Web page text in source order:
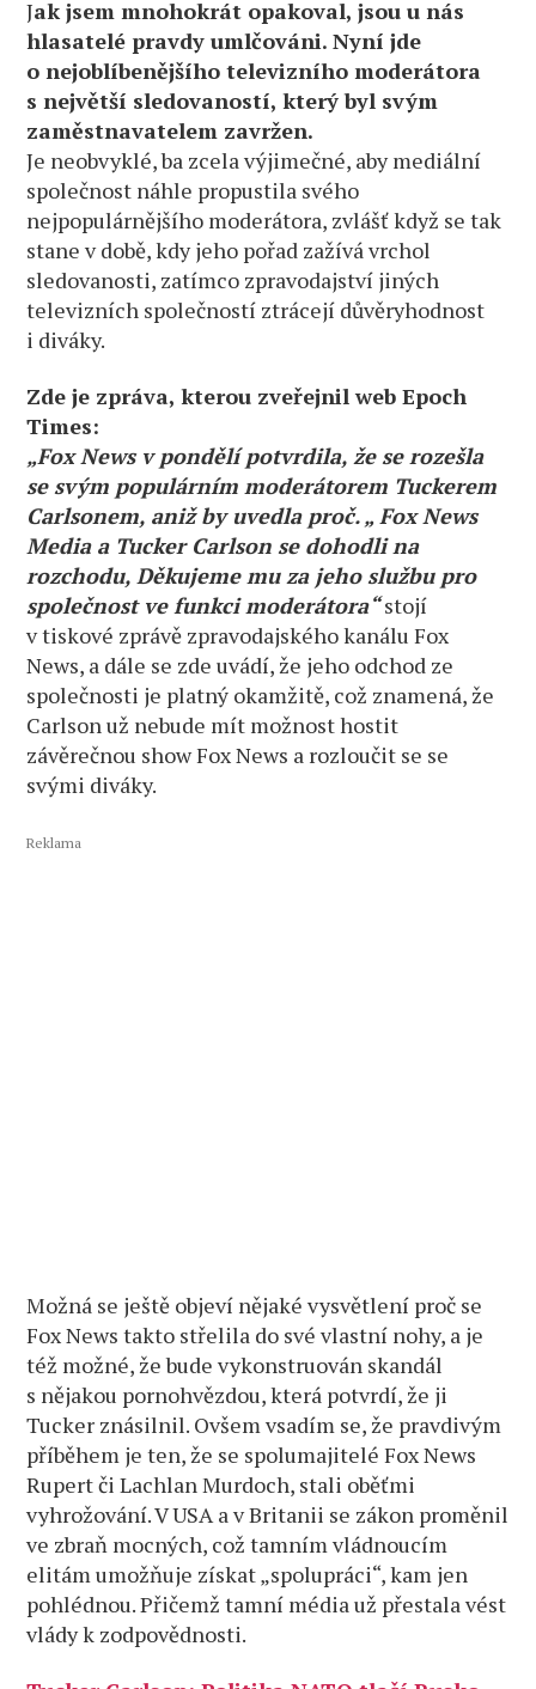
Jak jsem mnohokrát opakoval, jsou u nás
hlasatelé pravdy umlčováni. Nyní jde
o nejoblíbenějšího televizního moderátora
s největší sledovaností, který byl svým
zaměstnavatelem zavržen.
Je neobvyklé, ba zcela výjimečné, aby mediální
společnost náhle propustila svého
nejpopulárnějšího moderátora, zvlášť když se tak
stane v době, kdy jeho pořad zažívá vrchol
sledovanosti, zatímco zpravodajství jiných
televizních společností ztrácejí důvěryhodnost
i diváky.
Zde je zpráva, kterou zveřejnil web Epoch
Times:
„Fox News v pondělí potvrdila, že se rozešla
se svým populárním moderátorem Tuckerem
Carlsonem, aniž by uvedla proč. „ Fox News
Media a Tucker Carlson se dohodli na
rozchodu, Děkujeme mu za jeho službu pro
společnost ve funkci moderátora“stojí
v tiskové zprávě zpravodajského kanálu Fox
News, a dále se zde uvádí, že jeho odchod ze
společnosti je platný okamžitě, což znamená, že
Carlson už nebude mít možnost hostit
závěrečnou show Fox News a rozloučit se se
svými diváky.
Reklama
Možná se ještě objeví nějaké vysvětlení proč se
Fox News takto střelila do své vlastní nohy, a je
též možné, že bude vykonstruován skandál
s nějakou pornohvězdou, která potvrdí, že ji
Tucker znásilnil. Ovšem vsadím se, že pravdivým
příběhem je ten, že se spolumajitelé Fox News
Rupert či Lachlan Murdoch, stali oběťmi
vyhrožování. V USA a v Britanii se zákon proměnil
ve zbraň mocných, což tamním vládnoucím
elitám umožňuje získat „spolupráci“, kam jen
pohlédnou. Přičemž tamní média už přestala vést
vlády k zodpovědnosti.